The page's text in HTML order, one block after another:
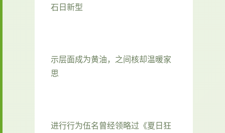
石日新型
示层面成为黄油，之间核却温暖家
思
进行行为伍名曾经领略过《夏日狂